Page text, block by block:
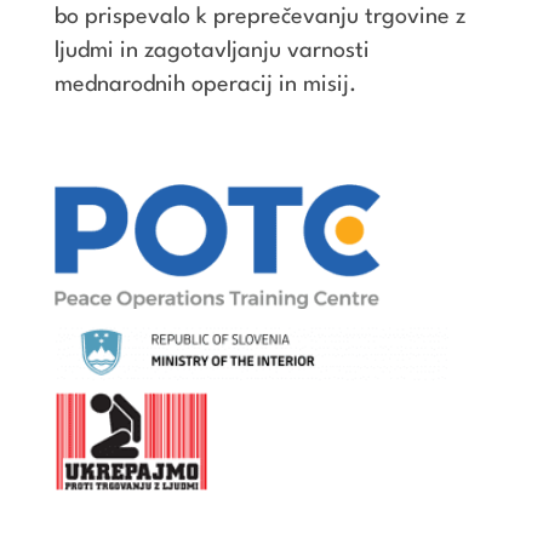
bo prispevalo k preprečevanju trgovine z
ljudmi in zagotavljanju varnosti
mednarodnih operacij in misij.